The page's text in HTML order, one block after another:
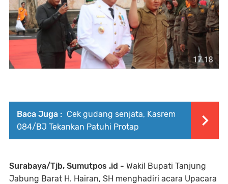
Baca Juga : Cek gudang senjata, Kasrem
084/BJ Tekankan Patuhi Protap
Surabaya/Tjb, Sumutpos .id - Wakil Bupati Tanjung
Jabung Barat H. Hairan, SH menghadiri acara Upacara